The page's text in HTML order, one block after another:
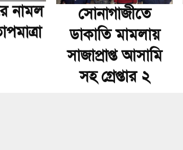
নামল
সোনাগাজীতে
ডাকাতি মামলায়
সাজাপ্রাপ্ত আসামি
সহ গ্রেপ্তার ২